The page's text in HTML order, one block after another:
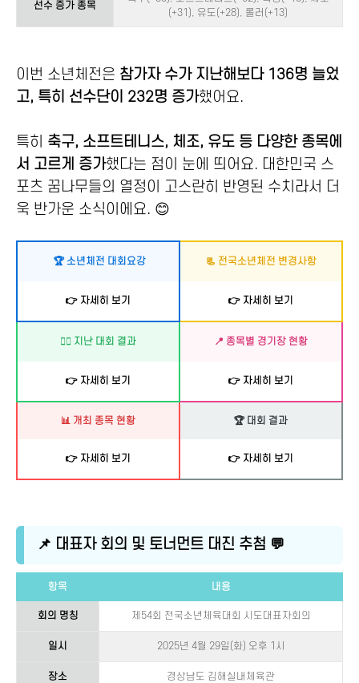
선수 증가 종목
(+31), 유도(+28), 롤러(+13)
이번 소년체전은 참가자 수가 지난해보다 136명 늘었
고, 특히 선수단이 232명 증가했어요.
특히 축구, 소프트테니스, 체조, 유도 등 다양한 종목에
서 고르게 증가했다는 점이 눈에 띄어요. 대한민국 스
포츠 꿈나무들의 열정이 고스란히 반영된 수치라서 더
욱 반가운 소식이에요. 😊
🏆 소년체전 대회요강 📃 전국소년체전 변경사항
👉 자세히 보기 👉 자세히 보기
🏃‍♂️ 지난 대회 결과 📍 종목별 경기장 현황
👉 자세히 보기 👉 자세히 보기
📊 개최 종목 현황 🏆 대회 결과
👉 자세히 보기 👉 자세히 보기
📌 대표자 회의 및 토너먼트 대진 추첨 💬
항목 내용
회의 명칭 제54회 전국소년체육대회 시도대표자회의
일시 2025년 4월 29일(화) 오후 1시
장소 경상남도 김해실내체육관